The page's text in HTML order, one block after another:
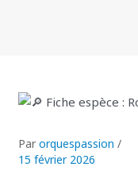
Parorquespassion/
15 février 2026